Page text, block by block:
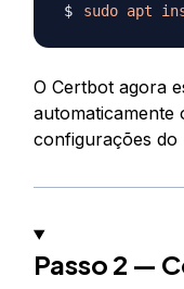
sudo apt
O Certbot agora
automaticamente
configurações do
Passo 2 —